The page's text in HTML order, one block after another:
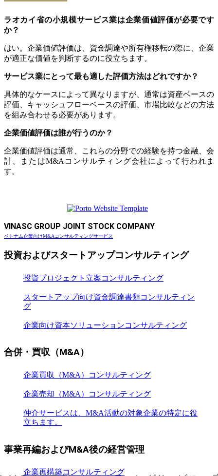
ラオカイ省の小規模サービス業は企業価値評価が必要です
か？
はい。企業価値評価は、資金調達や所有権移転の際に、企業
が適正な価値を判断するのに役立ちます。
サービス業にとって最も適した評価方法はどれですか？
具体的なケースによって異なりますが、通常は資産ベースの
評価、キャッシュフローベースの評価、市場比較などの方法
を組み合わせる必要があります。
企業価値評価は誰が行うのか？
企業価値評価は通常、これらの分野での経験を持つ金融、会
計、またはM&Aコンサルティング会社によって行われま
す。
VINASC GROUP JOINT STOCK COMPANY
ベトナム企業向けM&Aコンサルティングサービス
投資およびスタートアップコンサルティング
投資プロジェクト立案コンサルティング
スタートアップ向け資金調達書類コンサルティン
グ
企業向け資本ソリューションコンサルティング
合併・買収（M&A）
企業買収（M&A）コンサルティング
企業売却（M&A）コンサルティング
仲介サービスは、M&A活動の対象企業の特定に役
立ちます。
事業再編およびM&A後の経営管理
企業再構築コンサルティング